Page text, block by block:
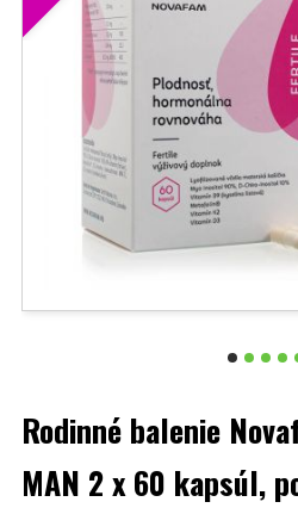
Rodinné balenie
MAN 2 x 60 kapsúl,